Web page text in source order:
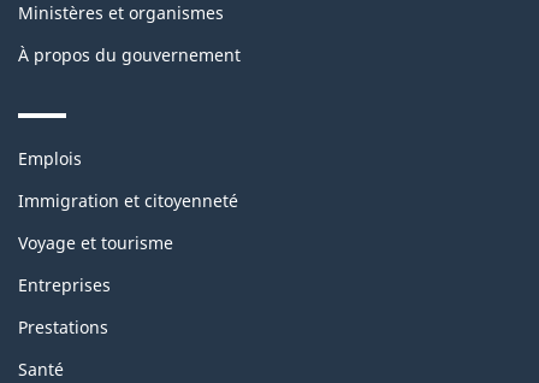
Ministères et organismes
À propos du gouvernement
Themes
topics
Emplois
Immigration et citoyenneté
Voyage et tourisme
Entreprises
Prestations
Santé